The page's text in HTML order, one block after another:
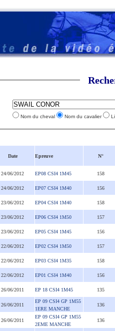
Nom du cheval Nom du cavalier
Date Epreuve N°
24/06/2012 EP08 CSI4 1M45 158
24/06/2012 EP07 CSI4 1M40 156
23/06/2012 EP04 CSI4 1M40 158
23/06/2012 EP06 CSI4 1M50 157
23/06/2012 EP05 CSI4 1M45 156
22/06/2012 EP02 CSI4 1M50 157
22/06/2012 EP03 CSI4 1M35 158
22/06/2012 EP01 CSI4 1M40 156
26/06/2011 EP 18 CSI4 1M45 135
26/06/2011
EP 09 CSI4 GP 1M55
1ERE MANCHE
136
26/06/2011
EP 09 CSI4 GP 1M55
2EME MANCHE
136